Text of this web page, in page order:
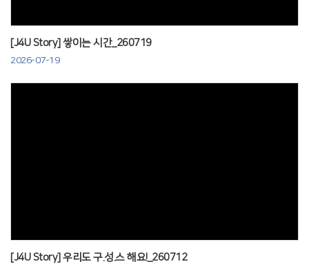
[J4U Story] 쌓이는 시간_260719
2026-07-19
[J4U Story] 우리도 구.성.스 해요!_260712